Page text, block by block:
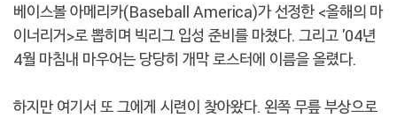
베이스볼 아메리카(Baseball America)가 선정한 <올해의 마
이너리거>로 뽑히며 빅리그 입성 준비를 마쳤다. 그리고 '04년
4월 마침내 마우어는 당당히 개막 로스터에 이름을 올렸다.
하지만 여기서 또 그에게 시련이 찾아왔다. 왼쪽 무릎 부상으로